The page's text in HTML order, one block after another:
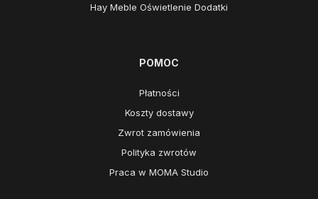
Hay Meble Oświetlenie Dodatki
POMOC
Płatności
Koszty dostawy
Zwrot zamówienia
Polityka zwrotów
Praca w MOMA Studio